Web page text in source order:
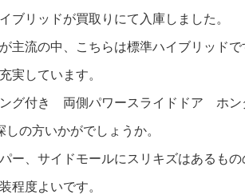
ブリッドが買取りにて入庫しました。
主流の中、こちらは標準ハイブリッドで
実しています。
グ付き 両側パワースライドドア ホン
の方いかがでしょうか。
ー、サイドモールにスリキズはあるもの
程度よいです。